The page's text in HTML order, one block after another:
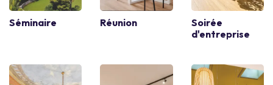
Séminaire Réunion
Soirée
d'entreprise